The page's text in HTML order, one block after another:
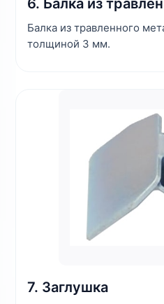
Балка из травленного
толщиной 3 мм.
7. Заглушка